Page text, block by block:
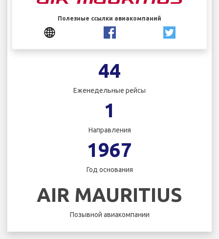
Полезные ссылки авиакомпаний
44
Еженедельные рейсы
1
Направления
1967
Год основания
AIR MAURITIUS
Позывной авиакомпании